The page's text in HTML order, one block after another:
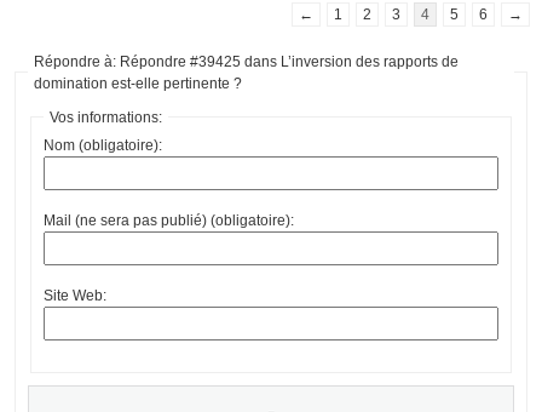
←
1 2 3 4 5 6 →
Répondre à: Répondre #39425 dans L’inversion des rapports de
domination est-elle pertinente ?
Vos informations:
Nom (obligatoire):
Mail (ne sera pas publié) (obligatoire):
Site Web: